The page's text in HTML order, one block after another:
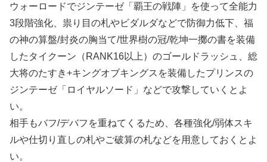
ウォーロードでジンテーゼ「覇王の戦陣」を使って全能力
3段階強化、祟り目の札やビダルダなどで防御力低下、福
の神の算盤/封炎の胸当て/世界樹の冠/乾坤一擲の書を装備
したタイクーン（RANK16以上）のゴールドラッシュ、総
大将のたすき+キングオブキングスを装備したプリンスの
ジンテーゼ「ロイヤルソード」などで攻撃していくとよ
い。
相手もバフ/デバフを重ねてくるため、各種強化/弱体スキ
ルや仕切り直しの札やご破算の札などを用意しておくとよ
い。